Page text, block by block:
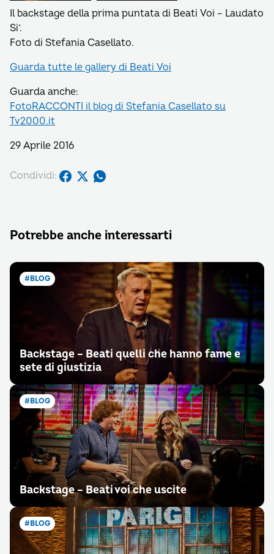
Il backstage della prima puntata di Beati Voi – Laudato
Si’.
Foto di Stefania Casellato.
Guarda tutte le gallery di Beati Voi
Guarda anche:
FotoRACCONTI il blog di Stefania Casellato su
Tv2000.it
29 Aprile 2016
Condividi:
Potrebbe anche interessarti
#BLOG
Backstage – Beati quelli che hanno fame e
sete di giustizia
#BLOG
Backstage – Beati voi che uscite
#BLOG